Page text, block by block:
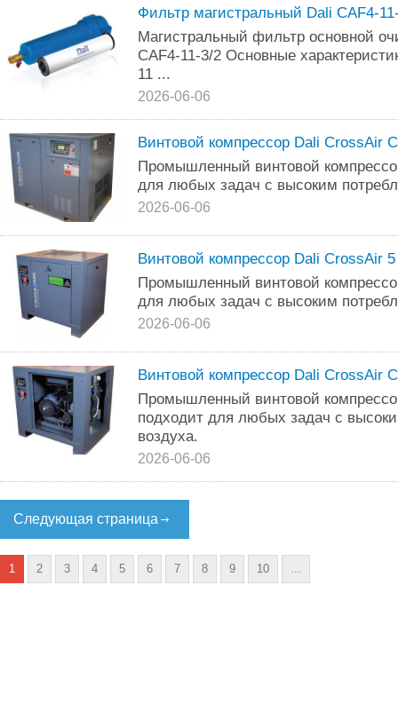
Фильтр магистральный Dali CAF4-
Магистральный фильтр основной
CAF4-11-3/2 Основные
11 ...
2026-06-06
Винтовой компрессор Dali CrossAir
Промышленный винтовой
для любых задач с высоким
2026-06-06
Винтовой компрессор Dali CrossAir
Промышленный винтовой
для любых задач с высоким
2026-06-06
Винтовой компрессор Dali CrossAir
Промышленный винтовой
подходит для любых задач с
воздуха.
2026-06-06
Следующая страница
1 2 3 4 5 6 7 8 9 10 ...